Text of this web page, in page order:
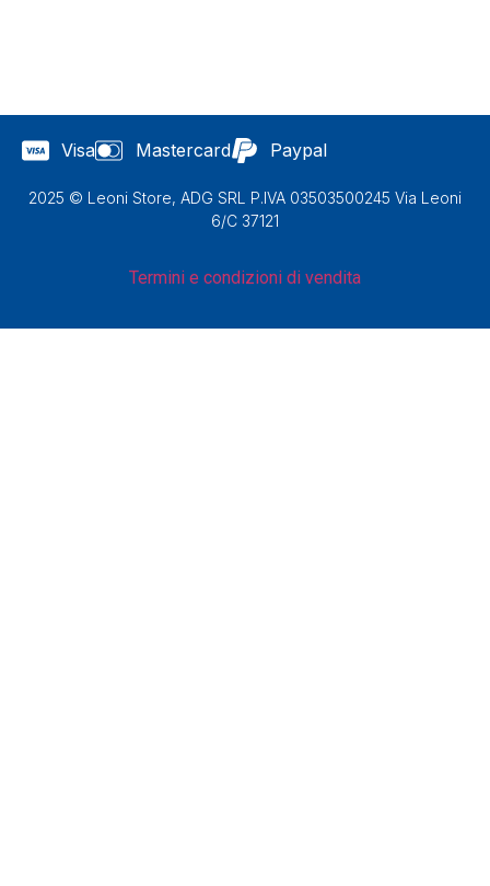
Visa Mastercard Paypal
2025 © Leoni Store, ADG SRL P.IVA 03503500245 Via Leoni
6/C 37121
Termini e condizioni di vendita